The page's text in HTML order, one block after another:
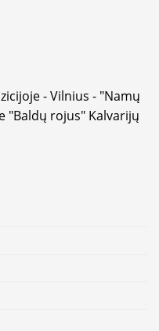
- Vilnius - "Namų
"Baldų rojus" Kalvarijų